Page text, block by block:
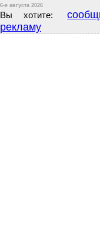
6-е августа 2026
Вы хотите:
рекламу